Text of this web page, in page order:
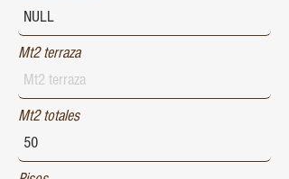
Mt2 terraza
Mt2 totales